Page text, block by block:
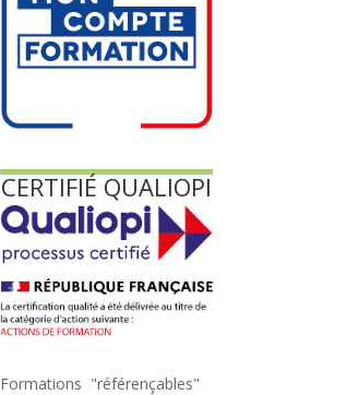
CERTIFIÉ QUALIOPI
Formations "référençables"